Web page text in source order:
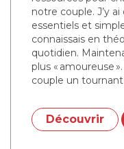
notre couple. J’y
essentiels et
connaissais en
quotidien.
plus « amoureuse
couple un
Découvrir